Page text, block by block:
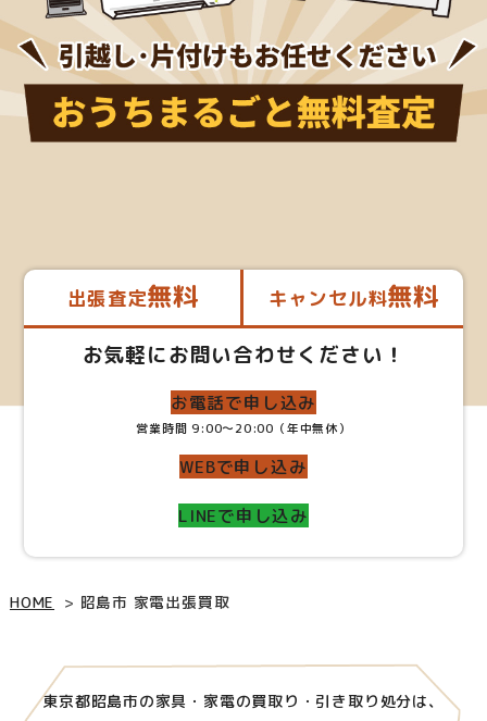
出張査定無料 キャンセル料無料
お気軽にお問い合わせください！
お電話で申し込み
営業時間 9:00～20:00（年中無休）
WEBで申し込み
LINEで申し込み
HOME 昭島市 家電出張買取
東京都昭島市の家具・家電の買取り・引き取り処分は、